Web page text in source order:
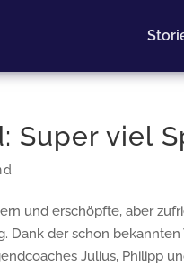
Super viel
und erschöpfte, aber
Dank der schon
Julius, Philipp